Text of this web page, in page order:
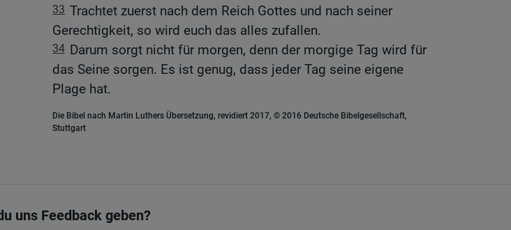
33 Trachtet zuerst nach dem Reich Gottes und nach seiner
Gerechtigkeit, so wird euch das alles zufallen.
34 Darum sorgt nicht für morgen, denn der morgige Tag wird für
das Seine sorgen. Es ist genug, dass jeder Tag seine eigene
Plage hat.
Die Bibel nach Martin Luthers Übersetzung, revidiert 2017, © 2016 Deutsche Bibelgesellschaft,
Stuttgart
uns Feedback geben?